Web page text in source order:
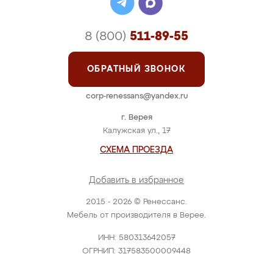
2015 - 2026 © Ренессанс.
Мебель от производителя в Верее.
ИНН: 580313642057
ОГРНИП: 317583500009448
г. Верея
Калужская ул., 17
СХЕМА ПРОЕЗДА
Добавить в избранное
8 (800) 511-89-55
ОБРАТНЫЙ ЗВОНОК
corp-renessans@yandex.ru